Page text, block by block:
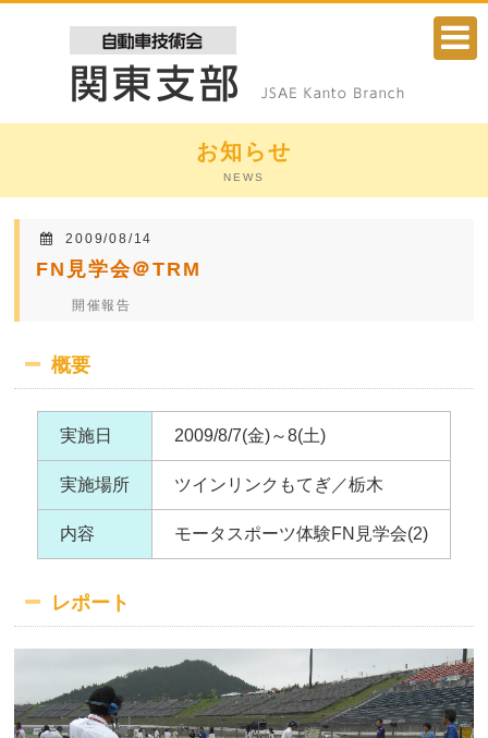
自動車 コンテスト ～
お知らせ
NEWS
2009/08/14
FN見学会＠TRM
開催報告
概要
実施日 2009/8/7(金)～8(土)
実施場所 ツインリンクもてぎ／栃木
内容 モータスポーツ体験FN見学会(2)
レポート